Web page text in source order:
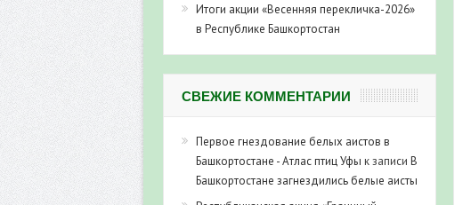
Итоги акции «Весенняя перекличка-2026»
в Республике Башкортостан
СВЕЖИЕ КОММЕНТАРИИ
Первое гнездование белых аистов в
Башкортостане - Атлас птиц Уфы к записи В
Башкортостане загнездились белые аисты